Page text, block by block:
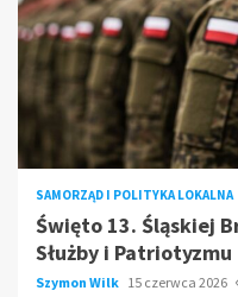
SAMORZĄD I POLITYKA LOKALNA
Święto 13. Śląskiej
Służby i Patriotyzmu
Szymon Wilk 15 czerwca 2026